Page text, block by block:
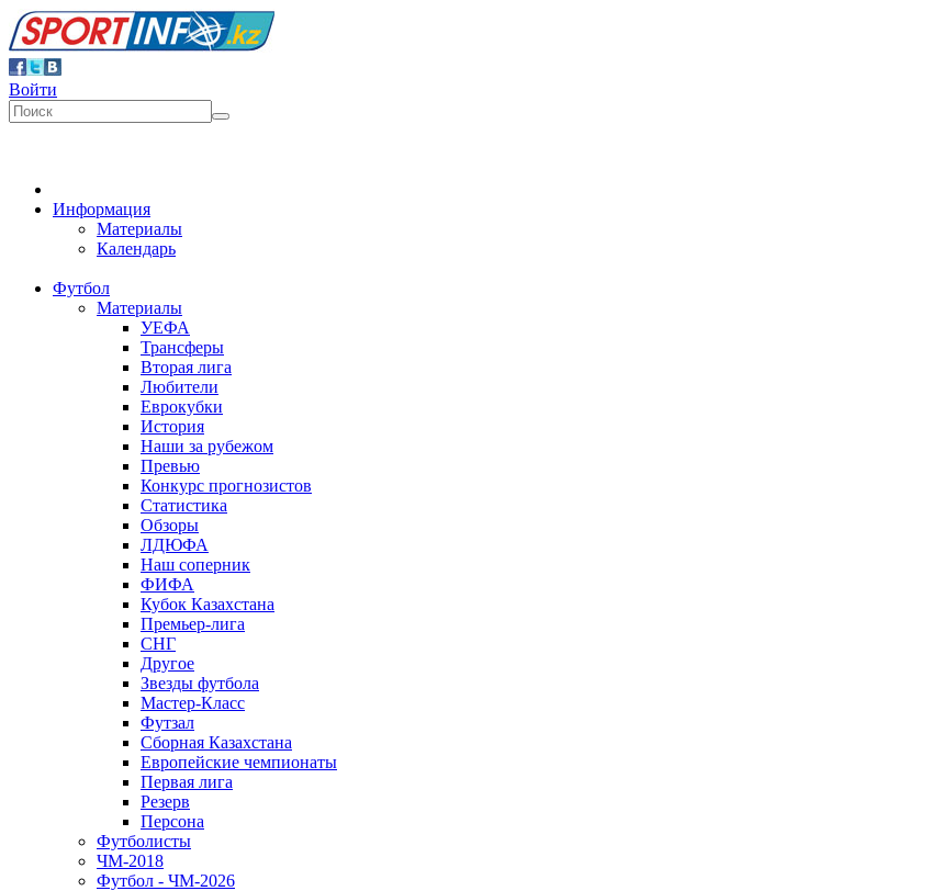
Войти
Информация
Материалы
Календарь
Футбол
Материалы
УЕФА
Трансферы
Вторая лига
Любители
Еврокубки
История
Наши за рубежом
Превью
Конкурс прогнозистов
Статистика
Обзоры
ЛДЮФА
Наш соперник
ФИФА
Кубок Казахстана
Премьер-лига
СНГ
Другое
Звезды футбола
Мастер-Класс
Футзал
Сборная Казахстана
Европейские чемпионаты
Первая лига
Резерв
Персона
Футболисты
ЧМ-2018
Футбол - ЧМ-2026